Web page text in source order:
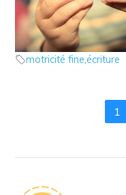
13 – Exercices de
dextérité digitale
Motricité fine enfant
motricité fine,écriture
1